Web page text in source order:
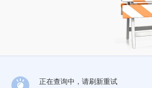
正在查询中，请刷新重试